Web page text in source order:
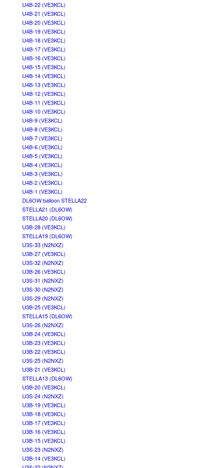
U4B-22 (VE3KCL)
U4B-21 (VE3KCL)
U4B-20 (VE3KCL)
U4B-19 (VE3KCL)
U4B-18 (VE3KCL)
U4B-17 (VE3KCL)
U4B-16 (VE3KCL)
U4B-15 (VE3KCL)
U4B-14 (VE3KCL)
U4B-13 (VE3KCL)
U4B-12 (VE3KCL)
U4B-11 (VE3KCL)
U4B-10 (VE3KCL)
U4B-9 (VE3KCL)
U4B-8 (VE3KCL)
U4B-7 (VE3KCL)
U4B-6 (VE3KCL)
U4B-5 (VE3KCL)
U4B-4 (VE3KCL)
U4B-3 (VE3KCL)
U4B-2 (VE3KCL)
U4B-1 (VE3KCL)
DL6OW balloon STELLA22
STELLA21 (DL6OW)
STELLA20 (DL6OW)
U3B-28 (VE3KCL)
STELLA19 (DL6OW)
U3S-33 (N2NXZ)
U3B-27 (VE3KCL)
U3S-32 (N2NXZ)
U3B-26 (VE3KCL)
U3S-31 (N2NXZ)
U3S-30 (N2NXZ)
U3S-29 (N2NXZ)
U3B-25 (VE3KCL)
STELLA15 (DL6OW)
U3S-26 (N2NXZ)
U3B-24 (VE3KCL)
U3B-23 (VE3KCL)
U3B-22 (VE3KCL)
U3S-25 (N2NXZ)
U3B-21 (VE3KCL)
STELLA13 (DL6OW)
U3B-20 (VE3KCL)
U3S-24 (N2NXZ)
U3B-19 (VE3KCL)
U3B-18 (VE3KCL)
U3B-17 (VE3KCL)
U3B-16 (VE3KCL)
U3B-15 (VE3KCL)
U3S-23 (N2NXZ)
U3B-14 (VE3KCL)